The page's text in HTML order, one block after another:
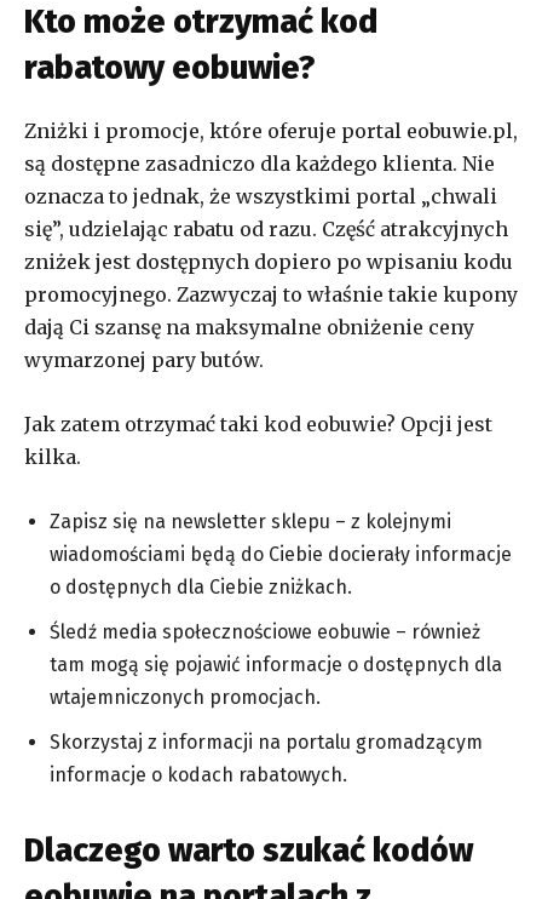
Kto może otrzymać kod
rabatowy eobuwie?
Zniżki i promocje, które oferuje portal eobuwie.pl,
są dostępne zasadniczo dla każdego klienta. Nie
oznacza to jednak, że wszystkimi portal „chwali
się”, udzielając rabatu od razu. Część atrakcyjnych
zniżek jest dostępnych dopiero po wpisaniu kodu
promocyjnego. Zazwyczaj to właśnie takie kupony
dają Ci szansę na maksymalne obniżenie ceny
wymarzonej pary butów.
Jak zatem otrzymać taki kod eobuwie? Opcji jest
kilka.
Zapisz się na newsletter sklepu – z kolejnymi
wiadomościami będą do Ciebie docierały informacje
o dostępnych dla Ciebie zniżkach.
Śledź media społecznościowe eobuwie – również
tam mogą się pojawić informacje o dostępnych dla
wtajemniczonych promocjach.
Skorzystaj z informacji na portalu gromadzącym
informacje o kodach rabatowych.
Dlaczego warto szukać kodów